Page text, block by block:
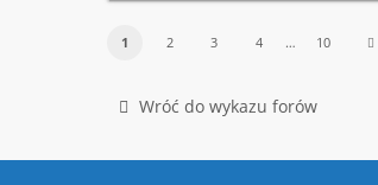
1 2 3 4 … 10
Wróć do wykazu forów